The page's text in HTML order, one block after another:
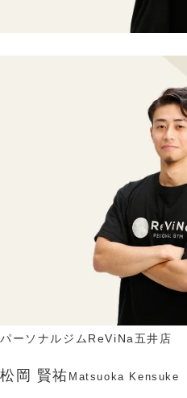
パーソナルジムReViNa五井店
松岡 賢祐 Matsuoka Kensuke